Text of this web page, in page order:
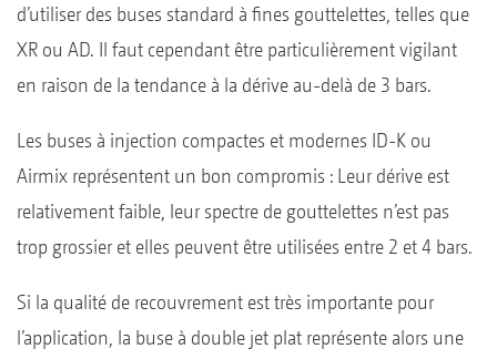
d’utiliser des buses standard à fines gouttelettes, telles que
XR ou AD. Il faut cependant être particulièrement vigilant
en raison de la tendance à la dérive au-delà de 3 bars.
Les buses à injection compactes et modernes ID-K ou
Airmix représentent un bon compromis : Leur dérive est
relativement faible, leur spectre de gouttelettes n’est pas
trop grossier et elles peuvent être utilisées entre 2 et 4 bars.
Si la qualité de recouvrement est très importante pour
l’application, la buse à double jet plat représente alors une